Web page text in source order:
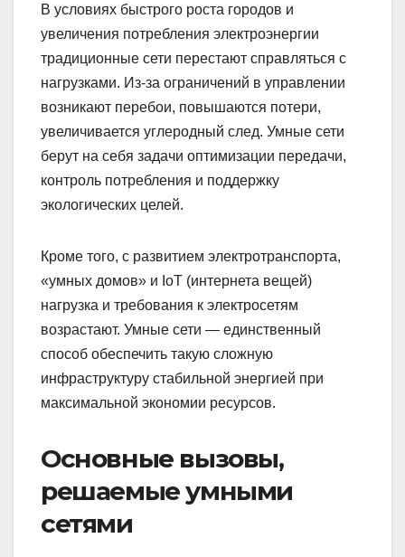
В условиях быстрого роста городов и
увеличения потребления электроэнергии
традиционные сети перестают справляться с
нагрузками. Из-за ограничений в управлении
возникают перебои, повышаются потери,
увеличивается углеродный след. Умные сети
берут на себя задачи оптимизации передачи,
контроль потребления и поддержку
экологических целей.
Кроме того, с развитием электротранспорта,
«умных домов» и IoT (интернета вещей)
нагрузка и требования к электросетям
возрастают. Умные сети — единственный
способ обеспечить такую сложную
инфраструктуру стабильной энергией при
максимальной экономии ресурсов.
Основные вызовы,
решаемые умными
сетями